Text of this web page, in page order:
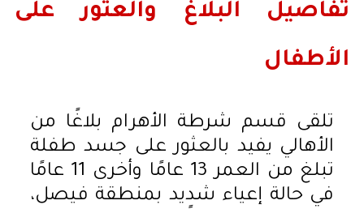
تفاصيل البلاغ والعثور على
الأطفال
تلقى قسم شرطة الأهرام بلاغًا من
الأهالي يفيد بالعثور على جسد طفلة
تبلغ من العمر 13 عامًا وأخرى 11 عامًا
في حالة إعياء شديد بمنطقة فيصل،